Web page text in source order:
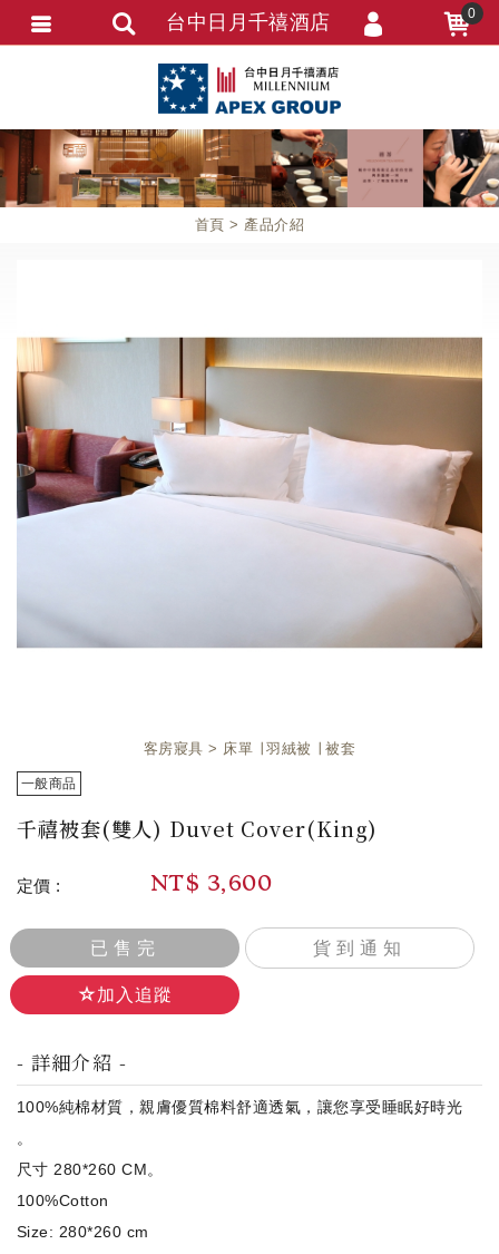
首頁 產品介紹
客房寢具 床單 ∣ 羽絨被 ∣ 被套
一般商品
千禧被套(雙人) Duvet Cover(King)
定價 : NT$ 3,600
已售完 貨到通知
加入追蹤
- 詳細介紹 -
100%純棉材質，親膚優質棉料舒適透氣，讓您享受睡眠好時光
。
尺寸 280*260 CM。
100%Cotton
Size: 280*260 cm
台中日月千禧酒店 0
會員登入
會員註冊
忘記密碼
訂單資訊